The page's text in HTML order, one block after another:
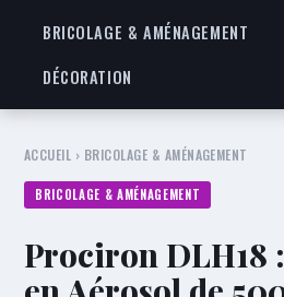
BRICOLAGE & AMÉNAGEMENT
DÉCORATION
ACCUEIL › BRICOLAGE & AMÉNAGEMENT
BRICOLAGE & AMÉNAGEMENT
Prociron